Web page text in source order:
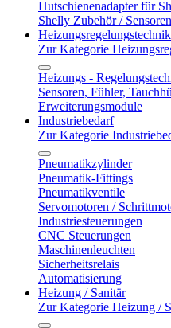
Hutschienenadapter für
Shelly Zubehör / Sensoren
Heizungsregelungstechnik
Zur Kategorie
Heizungs -
Sensoren, Fühler,
Erweiterungsmodule
Industriebedarf
Zur Kategorie
Pneumatikzylinder
Pneumatik-Fittings
Pneumatikventile
Servomotoren /
Industriesteuerungen
CNC Steuerungen
Maschinenleuchten
Sicherheitsrelais
Automatisierung
Heizung / Sanitär
Zur Kategorie Heizung /